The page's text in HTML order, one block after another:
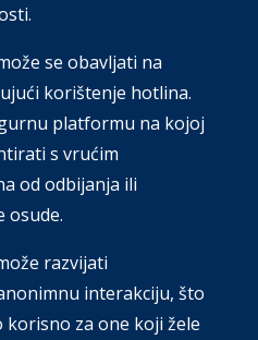
se obavljati na
korištenje hotlina.
platformu na kojoj
s vrućim
od odbijanja ili
osude.
razvijati
interakciju, što
za one koji žele